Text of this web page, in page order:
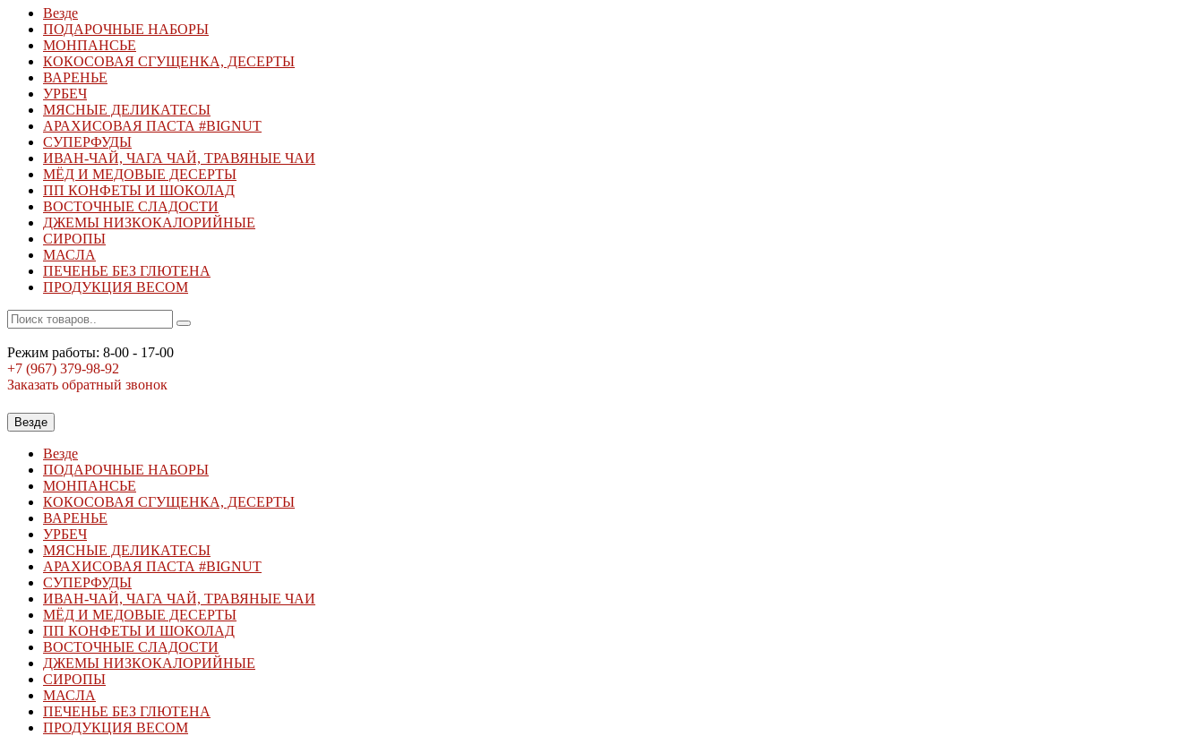
Везде
ПОДАРОЧНЫЕ НАБОРЫ
МОНПАНСЬЕ
КОКОСОВАЯ СГУЩЕНКА, ДЕСЕРТЫ
ВАРЕНЬЕ
УРБЕЧ
МЯСНЫЕ ДЕЛИКАТЕСЫ
АРАХИСОВАЯ ПАСТА #BIGNUT
СУПЕРФУДЫ
ИВАН-ЧАЙ, ЧАГА ЧАЙ, ТРАВЯНЫЕ ЧАИ
МЁД И МЕДОВЫЕ ДЕСЕРТЫ
ПП КОНФЕТЫ И ШОКОЛАД
ВОСТОЧНЫЕ СЛАДОСТИ
ДЖЕМЫ НИЗКОКАЛОРИЙНЫЕ
СИРОПЫ
МАСЛА
ПЕЧЕНЬЕ БЕЗ ГЛЮТЕНА
ПРОДУКЦИЯ ВЕСОМ
Режим работы: 8-00 - 17-00
+7 (967) 379-98-92
Заказать обратный звонок
Везде
Везде
ПОДАРОЧНЫЕ НАБОРЫ
МОНПАНСЬЕ
КОКОСОВАЯ СГУЩЕНКА, ДЕСЕРТЫ
ВАРЕНЬЕ
УРБЕЧ
МЯСНЫЕ ДЕЛИКАТЕСЫ
АРАХИСОВАЯ ПАСТА #BIGNUT
СУПЕРФУДЫ
ИВАН-ЧАЙ, ЧАГА ЧАЙ, ТРАВЯНЫЕ ЧАИ
МЁД И МЕДОВЫЕ ДЕСЕРТЫ
ПП КОНФЕТЫ И ШОКОЛАД
ВОСТОЧНЫЕ СЛАДОСТИ
ДЖЕМЫ НИЗКОКАЛОРИЙНЫЕ
СИРОПЫ
МАСЛА
ПЕЧЕНЬЕ БЕЗ ГЛЮТЕНА
ПРОДУКЦИЯ ВЕСОМ